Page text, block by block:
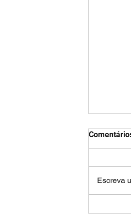
Escreva